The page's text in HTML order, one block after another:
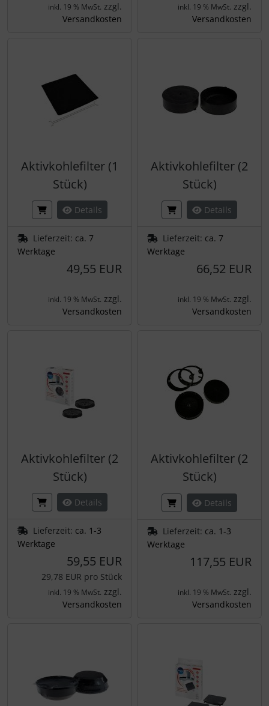
inkl. 19 % MwSt. zzgl.
Versandkosten
inkl. 19 % MwSt. zzgl.
Versandkosten
Aktivkohlefilter (1
Stück)
Details
Lieferzeit: ca. 7
Werktage
49,55 EUR
inkl. 19 % MwSt. zzgl.
Versandkosten
Aktivkohlefilter (2
Stück)
Details
Lieferzeit: ca. 7
Werktage
66,52 EUR
inkl. 19 % MwSt. zzgl.
Versandkosten
Aktivkohlefilter (2
Stück)
Details
Lieferzeit: ca. 1-3
Werktage
59,55 EUR
29,78 EUR pro Stück
inkl. 19 % MwSt. zzgl.
Versandkosten
Aktivkohlefilter (2
Stück)
Details
Lieferzeit: ca. 1-3
Werktage
117,55 EUR
inkl. 19 % MwSt. zzgl.
Versandkosten